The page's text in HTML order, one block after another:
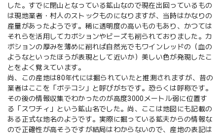
した。すでに閉山となっている鉱山なので現在出回っているもの
は現地業者・村人のストックものになりますが、当時はかなりの
産量があったようです。稀に透明度の高いものもあり、かつては
それらを活用してカボションやビーズも削られておりました。カ
ボションの厚みを薄めに削れば自然光でもワインレッドの（血の
ようなといったほうが表現として近いか）美しい色が発現したこ
とをよく覚えています。
尚、この産地は80年代には掘られていたと推測されますが、昔の
業者はここを「ボテコシ」と呼びがちです。恐らくは呼称です。
その後の情報収集でわかったのが高度3000メートル弱に位置す
る「スワチィ」という鉱山名でした。尚、ここは地図にも記載の
ある正式な地名のようです。実際に掘っている鉱夫からの情報な
ので正確性が高そうですが結局はわからないので、産地の表記は